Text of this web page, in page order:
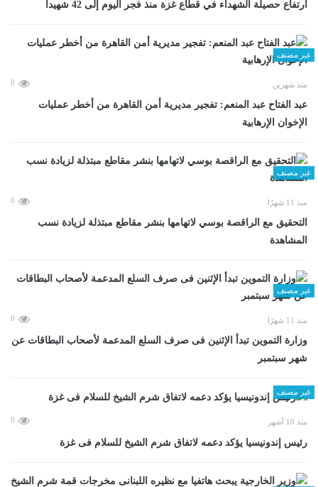
ارتفاع حصيلة الشهداء في قطاع غزة منذ فجر اليوم إلى 42 شهيدا
غير مصنف
منذ شهرين 0
عبد الفتاح عبد المنعم: تفجير مديرية أمن القاهرة من أخطر عمليات
الإخوان الإرهابية
غير مصنف
منذ 11 شهرًا 0
التحقيق مع الراقصة بوسي لاتهامها بنشر مقاطع مبتذلة لزيادة نسب
المشاهدة
غير مصنف
منذ 11 شهرًا 0
وزارة التموين تبدأ الإثنين فى صرف السلع المدعمة لأصحاب البطاقات عن
شهر سبتمبر
غير مصنف
منذ 10 أشهر 0
رئيس إندونيسيا يؤكد دعمه لاتفاق شرم الشيخ للسلام فى غزة